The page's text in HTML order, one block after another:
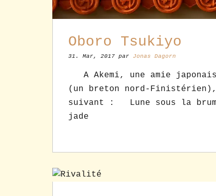
Oboro Tsukiyo
31. Mar, 2017 par Jonas Dagorn
A Akemi, une amie
(un breton nord-
suivant : Lune sous la
jade